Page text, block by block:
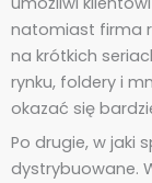
natomiast firma
na krótkich
rynku, foldery i
okazać się
Po drugie, w jaki
dystrybuowane.